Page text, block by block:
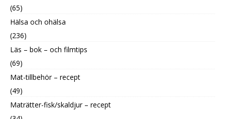
(65)
Hälsa och ohälsa
(236)
Läs – bok – och filmtips
(69)
Mat-tillbehör – recept
(49)
Maträtter-fisk/skaldjur – recept